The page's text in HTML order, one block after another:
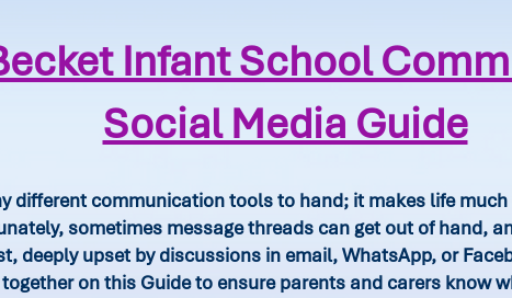
Infant School
Social Media Guide
different communication tools to hand; it makes life
sometimes message threads can get out of hand,
deeply upset by discussions in email, WhatsApp, or
together on this Guide to ensure parents and carers know